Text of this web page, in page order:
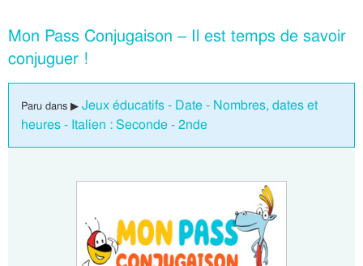
Mon Pass Conjugaison – Il est temps de savoir
conjuguer !
Paru dans ▶ Jeux éducatifs - Date - Nombres, dates et
heures - Italien : Seconde - 2nde